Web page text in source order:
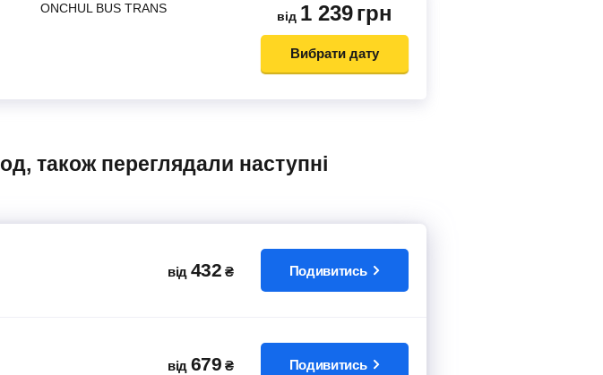
ONCHUL BUS TRANS
від 1 239грн
Вибрати дату
від 432 ₴ Подивитись
від 679 ₴ Подивитись